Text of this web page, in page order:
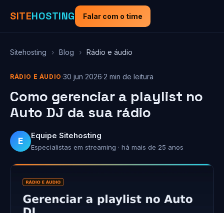
SITEHOSTING Falar com o time
Sitehosting › Blog › Rádio e áudio
RÁDIO E ÁUDIO ·30 jun 2026·2 min de leitura
Como gerenciar a playlist no
Auto DJ da sua rádio
E
Equipe Sitehosting
Especialistas em streaming · há mais de 25 anos